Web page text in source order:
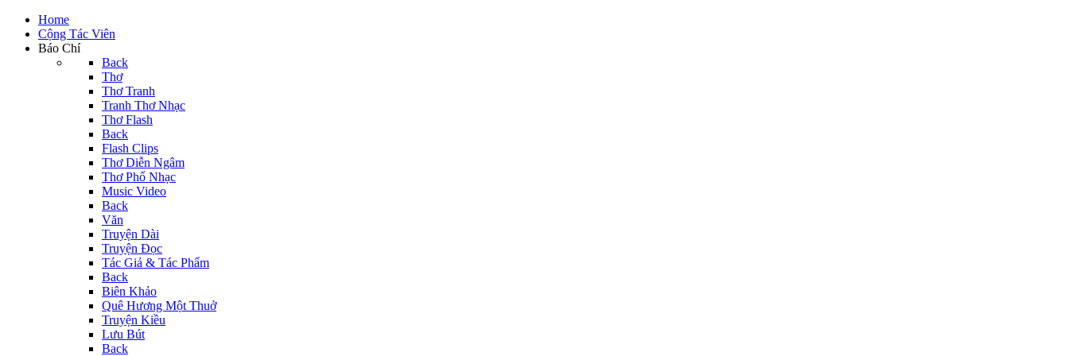
Home
Cộng Tác Viên
Báo Chí
Back
Thơ
Thơ Tranh
Tranh Thơ Nhạc
Thơ Flash
Back
Flash Clips
Thơ Diễn Ngâm
Thơ Phổ Nhạc
Music Video
Back
Văn
Truyện Dài
Truyện Đọc
Tác Giả & Tác Phẩm
Back
Biên Khảo
Quê Hương Một Thuở
Truyện Kiều
Lưu Bút
Back